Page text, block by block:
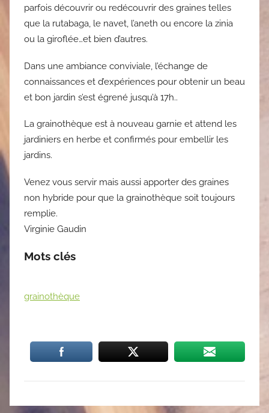
parfois découvrir ou redécouvrir des graines telles
que la rutabaga, le navet, l’aneth ou encore la zinia
ou la giroflée…et bien d’autres.
Dans une ambiance conviviale, l’échange de
connaissances et d’expériences pour obtenir un beau
et bon jardin s’est égrené jusqu’à 17h..
La grainothèque est à nouveau garnie et attend les
jardiniers en herbe et confirmés pour embellir les
jardins.
Venez vous servir mais aussi apporter des graines
non hybride pour que la grainothèque soit toujours
remplie.
Virginie Gaudin
Mots clés
grainothèque